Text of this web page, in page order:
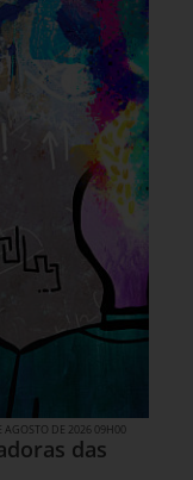
AGOSTO DE 2026 09H00
das